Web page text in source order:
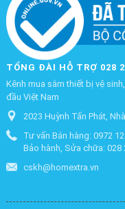
TỔNG ĐÀI HỖ TRỢ 028
Kênh mua sắm thiết bị vệ
đầu Việt Nam
2023 Huỳnh Tấn Phát,
Tư vấn Bán hàng: 0972
Bảo hành, Sửa chữa: 028
cskh@homextra.vn